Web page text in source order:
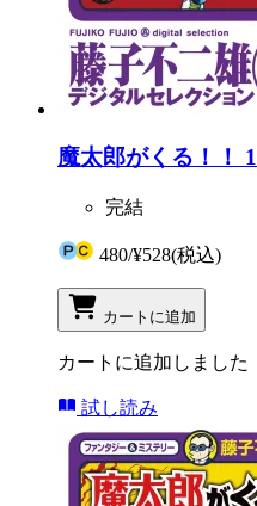
魔太郎がくる！！ 1
完結
480/¥528(税込)
カートに追加
カートに追加しました
試し読み